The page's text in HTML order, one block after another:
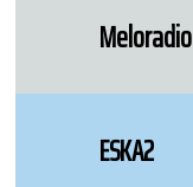
Meloradio
ESKA2